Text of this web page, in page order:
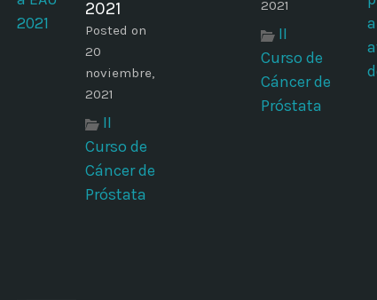
2021
Posted on
20
noviembre,
2021
II
Curso de
Cáncer de
Próstata
2021
II
Curso de
Cáncer de
Próstata